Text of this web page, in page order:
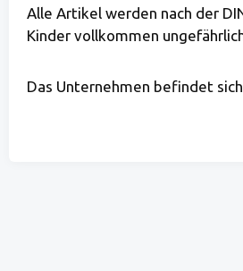
Alle Artikel werden nach der
Kinder vollkommen
Das Unternehmen befindet